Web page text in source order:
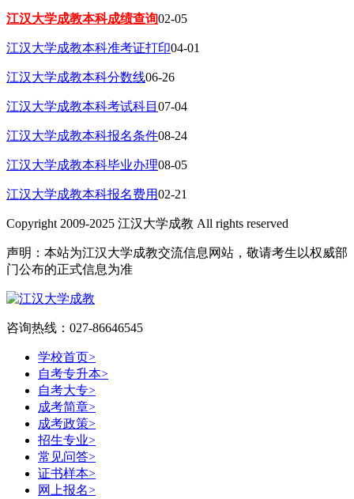
江汉大学成教本科成绩查询02-05
江汉大学成教本科准考证打印04-01
江汉大学成教本科分数线06-26
江汉大学成教本科考试科目 07-04
江汉大学成教本科报名条件08-24
江汉大学成教本科毕业办理08-05
江汉大学成教本科报名费用02-21
Copyright 2009-2025 江汉大学成教 All rights reserved
声明：本站为江汉大学成教交流信息网站，敬请考生以权威部
门公布的正式信息为准
咨询热线：027-86646545
学校首页>
自考专升本>
自考大专>
成考简章>
成考政策>
招生专业>
常见问答>
证书样本>
网上报名>